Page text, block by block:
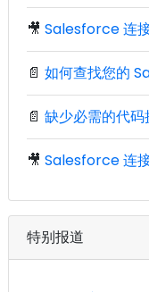
🎥 Salesforce 连
📄 如何查找您的
📄 缺少必需的代
🎥 Salesforce 连
特别报道